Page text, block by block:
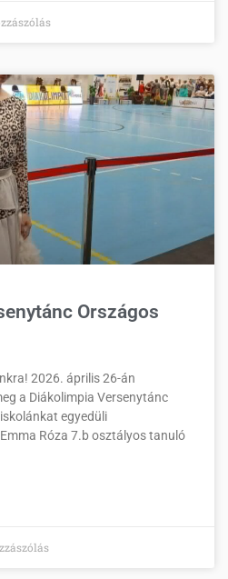
Országos
2026. április 26-án
a Diákolimpia Versenytánc
egyedüli
Róza 7.b osztályos tanuló